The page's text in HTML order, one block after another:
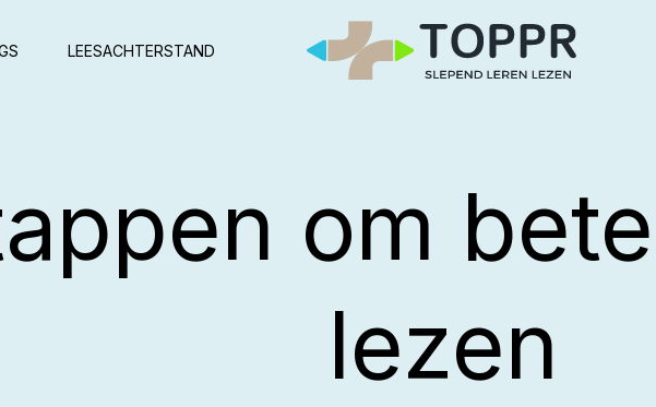
LEESACHTERSTAND
om
lezen